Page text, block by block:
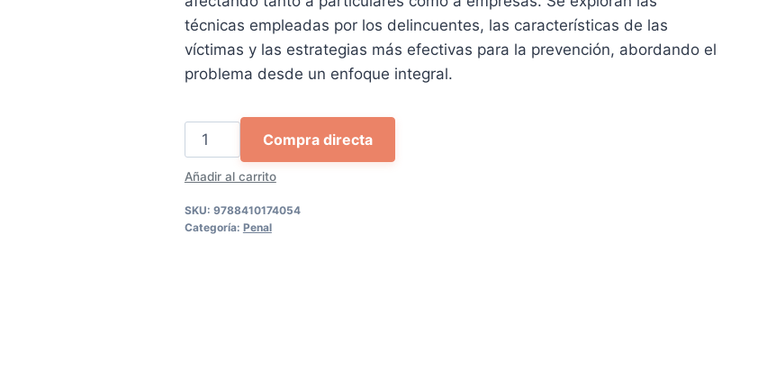
era:
23,06 €.
es:
21,90 €.
técnicas empleadas por los delincuentes, las características de las
víctimas y las estrategias más efectivas para la prevención, abordando el
problema desde un enfoque integral.
Las
Ciberestafas:
tendencias,
infractores,
víctimas
Añadir al carrito
Compra directa
SKU: 9788410174054
Categoría: Penal